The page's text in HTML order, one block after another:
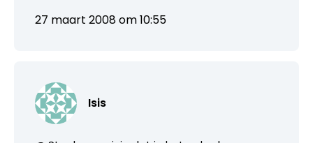
27 maart 2008 om 10:55
Isis